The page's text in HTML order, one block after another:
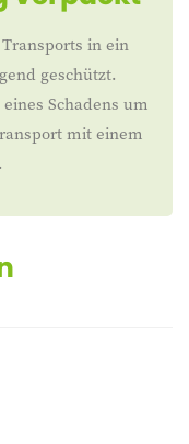
in ein
geschützt.
Schadens um
mit einem